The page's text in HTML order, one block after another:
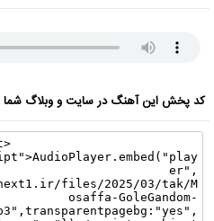
کد پخش این آهنگ در سایت و وبلاگ شما